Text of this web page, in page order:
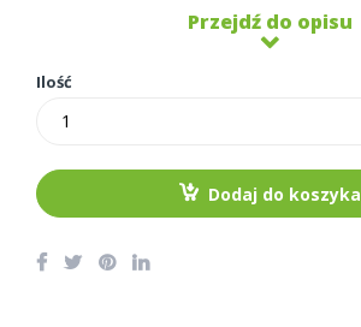
Przejdź do opisu
Ilość
Dodaj do koszyka